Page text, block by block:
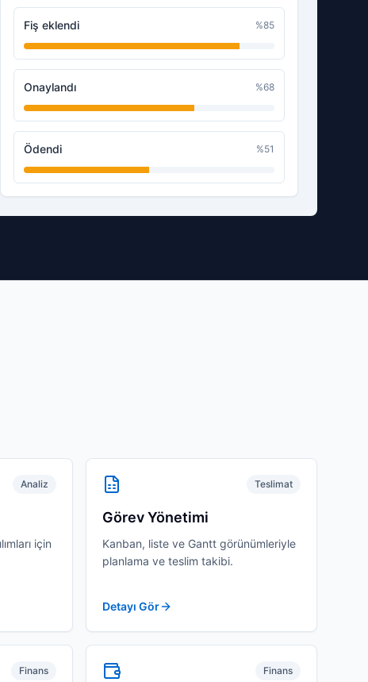
Fiş eklendi %85
Onaylandı %68
Ödendi %51
Analiz
için
Teslimat
Görev Yönetimi
Kanban, liste ve Gantt görünümleriyle
planlama ve teslim takibi.
Detayı Gör
Finans Finans